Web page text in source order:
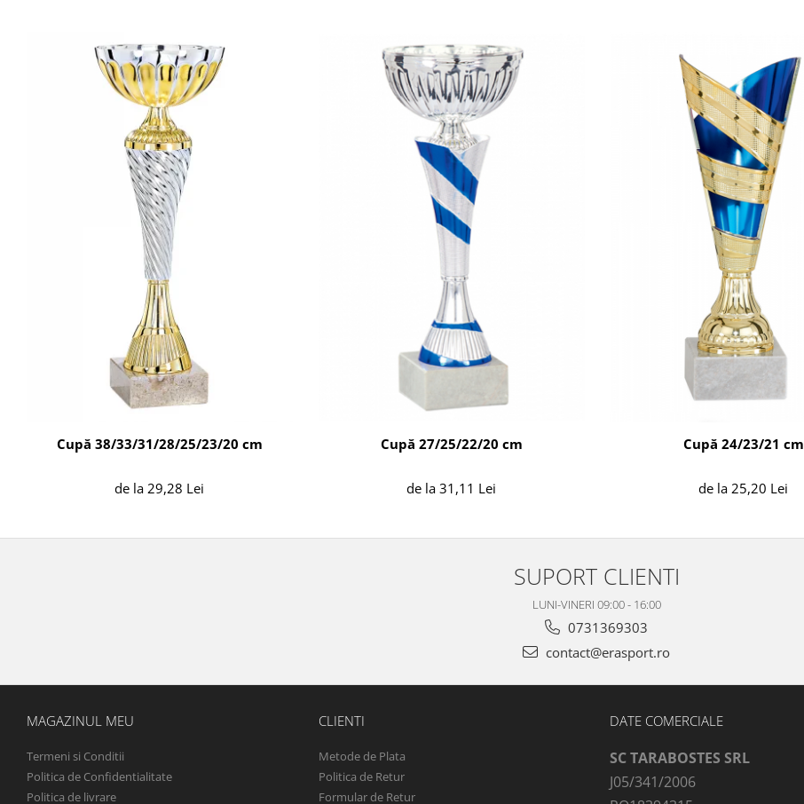
Cupă 38/33/31/28/25/23/20 cm
de la 29,28 Lei
Cupă 27/25/22/20 cm
de la 31,11 Lei
Cupă 24/23/21 cm
de la 25,20 Lei
SUPORT CLIENTI
LUNI-VINERI 09:00 - 16:00
0731369303
contact@erasport.ro
MAGAZINUL MEU
Termeni si Conditii
Politica de Confidentialitate
Politica de livrare
CLIENTI
Metode de Plata
Politica de Retur
Formular de Retur
DATE COMERCIALE
SC TARABOSTES SRL
J05/341/2006